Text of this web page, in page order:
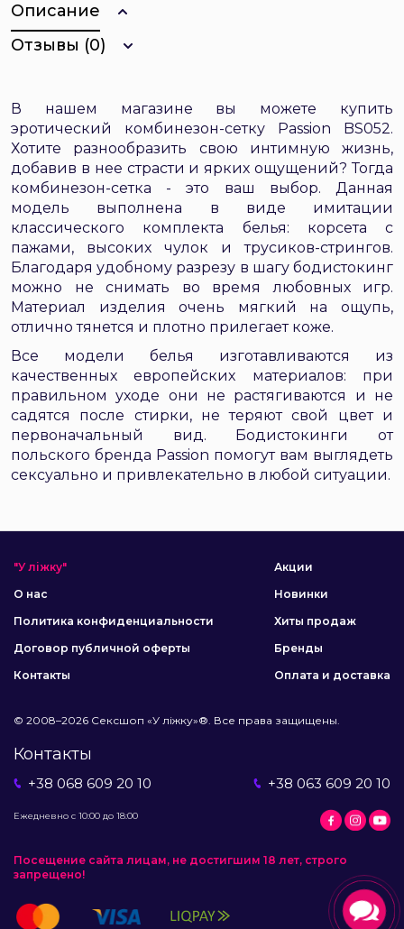
Описание
Отзывы (0)
В нашем магазине вы можете купить
эротический комбинезон-сетку Passion BS052.
Хотите разнообразить свою интимную жизнь,
добавив в нее страсти и ярких ощущений? Тогда
комбинезон-сетка - это ваш выбор. Данная
модель выполнена в виде имитации
классического комплекта белья: корсета с
пажами, высоких чулок и трусиков-стрингов.
Благодаря удобному разрезу в шагу бодистокинг
можно не снимать во время любовных игр.
Материал изделия очень мягкий на ощупь,
отлично тянется и плотно прилегает коже.
Все модели белья изготавливаются из
качественных европейских материалов: при
правильном уходе они не растягиваются и не
садятся после стирки, не теряют свой цвет и
первоначальный вид. Бодистокинги от
польского бренда Passion помогут вам выглядеть
сексуально и привлекательно в любой ситуации.
"У ліжку"
О нас
Политика конфиденциальности
Договор публичной оферты
Контакты
Акции
Новинки
Хиты продаж
Бренды
Оплата и доставка
© 2008–2026 Сексшоп «У ліжку»®. Все права защищены.
Контакты
+38 068 609 20 10 +38 063 609 20 10
Ежедневно с 10:00 до 18:00
Посещение сайта лицам, не достигшим 18 лет, строго
запрещено!